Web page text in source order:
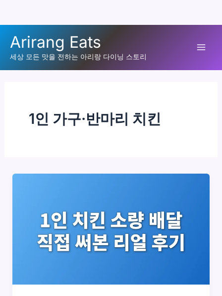
로
Arirang Eats
세상 모든 맛을 전하는 아리랑 다이닝 스토리
1인 가구·반마리 치킨